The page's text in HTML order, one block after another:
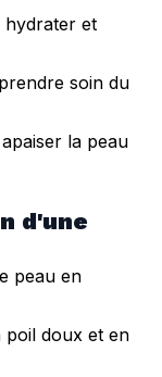
et
soin du
la peau
d'une
peau en
poil doux et en